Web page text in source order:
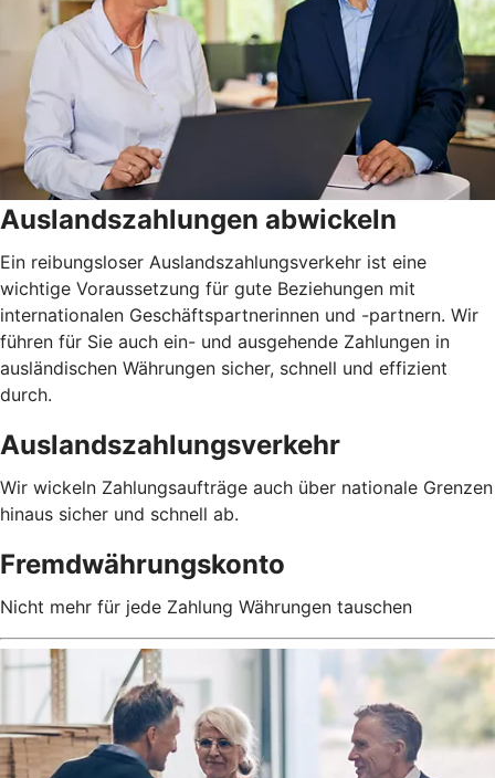
Auslandszahlungen abwickeln
Ein reibungsloser Auslandszahlungsverkehr ist eine
wichtige Voraussetzung für gute Beziehungen mit
internationalen Geschäftspartnerinnen und -partnern. Wir
führen für Sie auch ein- und ausgehende Zahlungen in
ausländischen Währungen sicher, schnell und effizient
durch.
Auslandszahlungsverkehr
Wir wickeln Zahlungsaufträge auch über nationale Grenzen
hinaus sicher und schnell ab.
Fremdwährungskonto
Nicht mehr für jede Zahlung Währungen tauschen